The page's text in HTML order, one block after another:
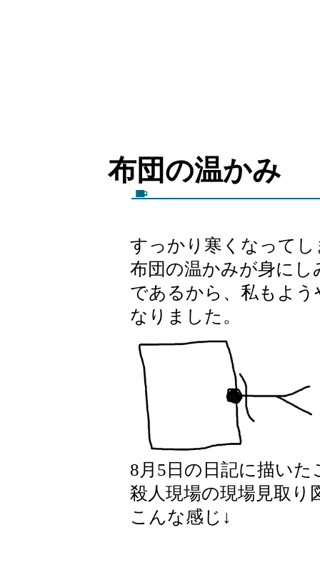
布団の温
すっかり寒くなってし
布団の温かみが身に
であるから、私もよ
なりました。
8月5日の日記に描い
殺人現場の現場見取り
こんな感じ↓